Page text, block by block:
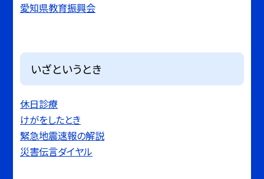
愛知県教育振興会
いざというとき
休日診療
けがをしたとき
緊急地震速報の解説
災害伝言ダイヤル